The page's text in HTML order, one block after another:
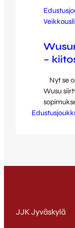
–
Nyt se
Wusu
Khaleej
Mikkelin
JJK Jyväskylä